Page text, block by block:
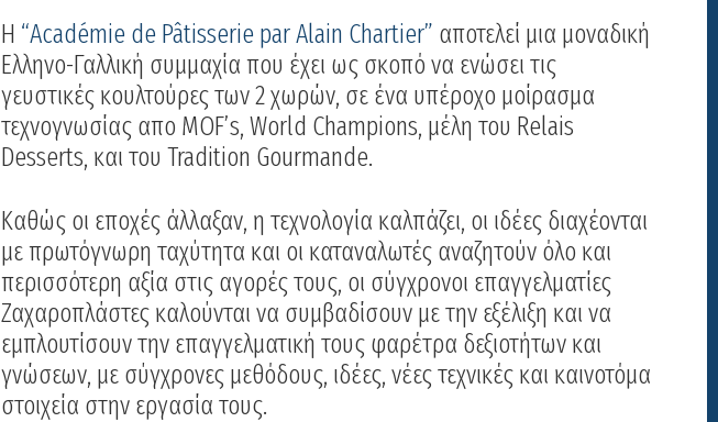
Η “Académie de Pâtisserie par Alain Chartier” αποτελεί μια μοναδική
Ελληνο-Γαλλική συμμαχία που έχει ως σκοπό να ενώσει τις
γευστικές κουλτούρες των 2 χωρών, σε ένα υπέροχο μοίρασμα
τεχνογνωσίας απο MOF’s, World Champions, μέλη του Relais
Desserts, και του Tradition Gourmande.
Καθώς οι εποχές άλλαξαν, η τεχνολογία καλπάζει, οι ιδέες διαχέονται
με πρωτόγνωρη ταχύτητα και οι καταναλωτές αναζητούν όλο και
περισσότερη αξία στις αγορές τους, οι σύγχρονοι επαγγελματίες
Ζαχαροπλάστες καλούνται να συμβαδίσουν με την εξέλιξη και να
εμπλουτίσουν την επαγγελματική τους φαρέτρα δεξιοτήτων και
γνώσεων, με σύγχρονες μεθόδους, ιδέες, νέες τεχνικές και καινοτόμα
στοιχεία στην εργασία τους.